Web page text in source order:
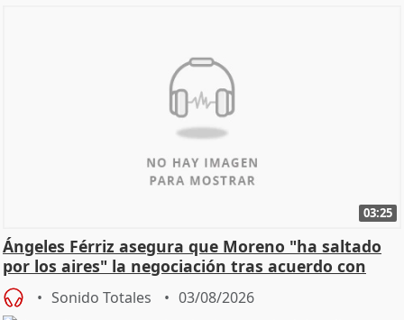
03:25
Ángeles Férriz asegura que Moreno "ha saltado
por los aires" la negociación tras acuerdo con
SMA
Sonido Totales 03/08/2026